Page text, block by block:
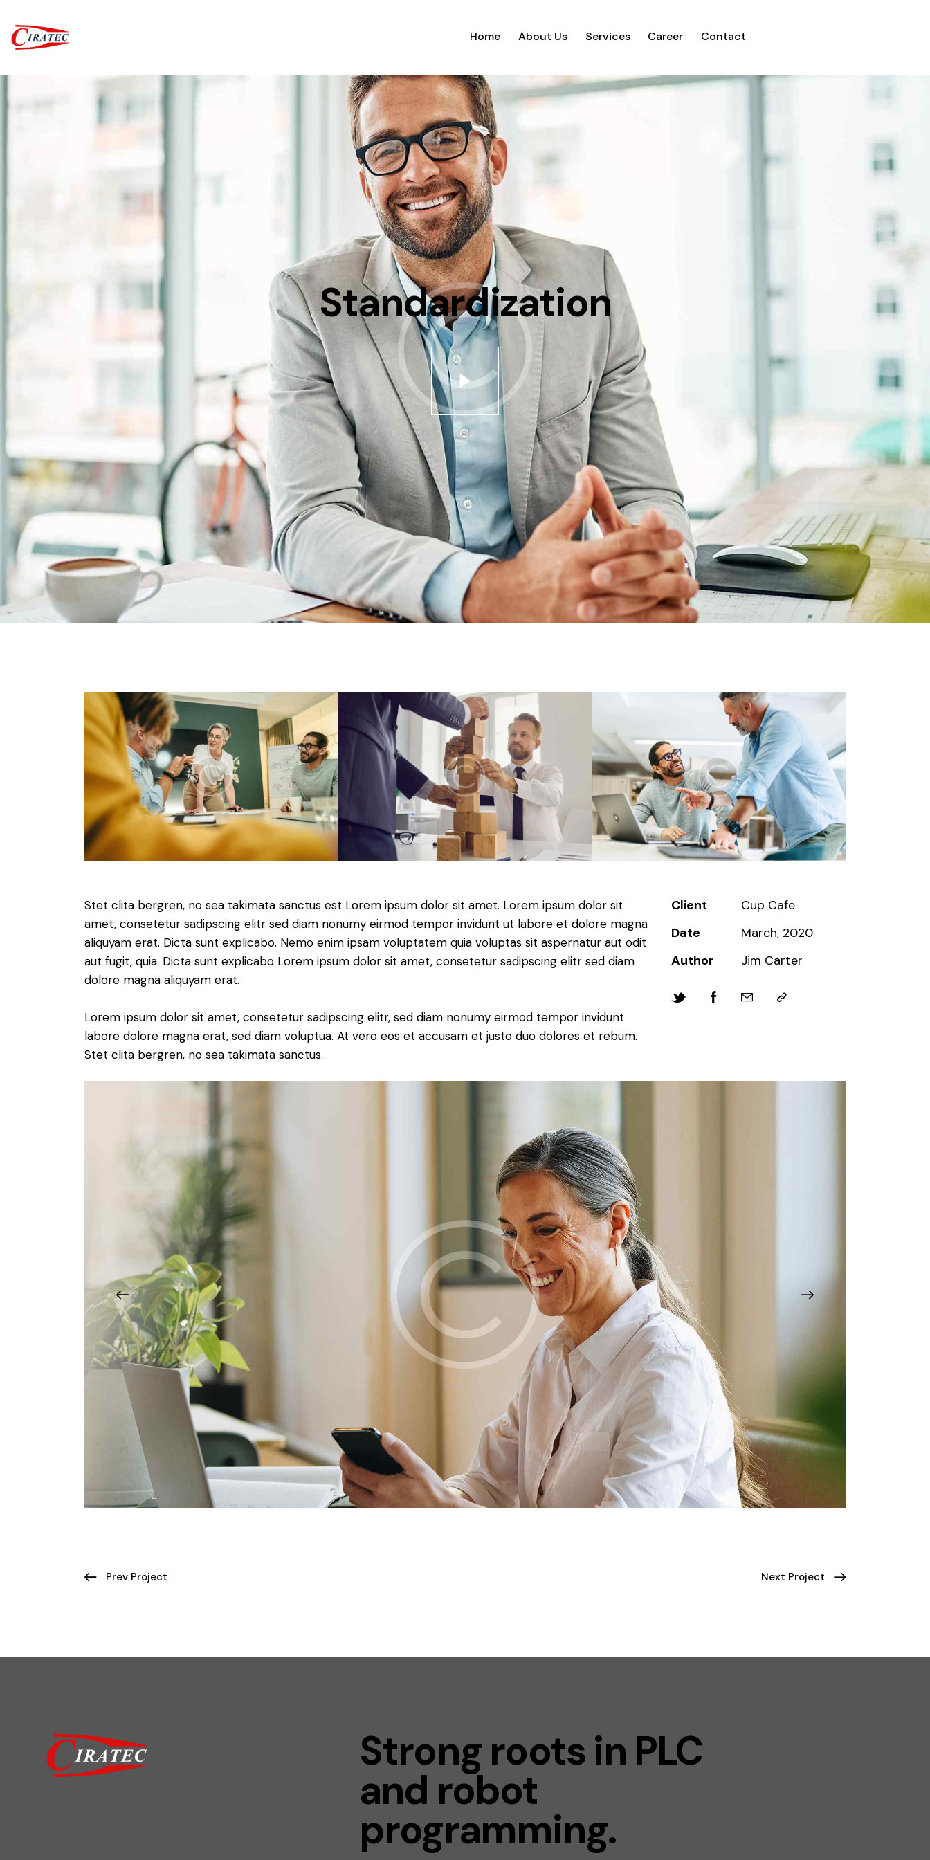
Home About Us Services Career Contact
Standardization
Stet clita bergren, no sea takimata sanctus est Lorem ipsum dolor sit amet. Lorem ipsum dolor sit
amet, consetetur sadipscing elitr sed diam nonumy eirmod tempor invidunt ut labore et dolore magna
aliquyam erat. Dicta sunt explicabo. Nemo enim ipsam voluptatem quia voluptas sit aspernatur aut odit
aut fugit, quia. Dicta sunt explicabo Lorem ipsum dolor sit amet, consetetur sadipscing elitr sed diam
dolore magna aliquyam erat.
Lorem ipsum dolor sit amet, consetetur sadipscing elitr, sed diam nonumy eirmod tempor invidunt
labore dolore magna erat, sed diam voluptua. At vero eos et accusam et justo duo dolores et rebum.
Stet clita bergren, no sea takimata sanctus.
Client
Cup Cafe
Date
March, 2020
Author
Jim Carter
Prev Project Next Project
Strong roots in PLC
and robot
programming.